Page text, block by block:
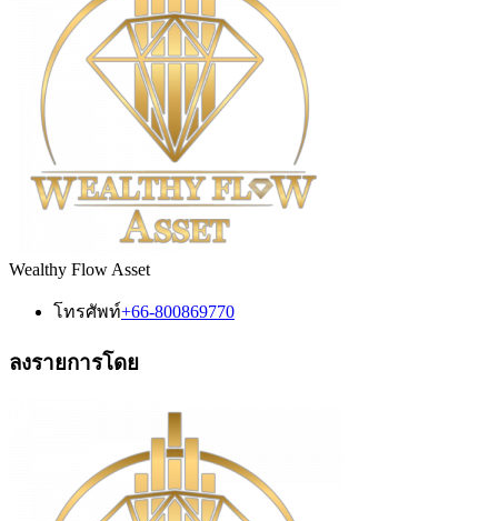
Wealthy Flow Asset
โทรศัพท์+66-800869770
ลงรายการโดย